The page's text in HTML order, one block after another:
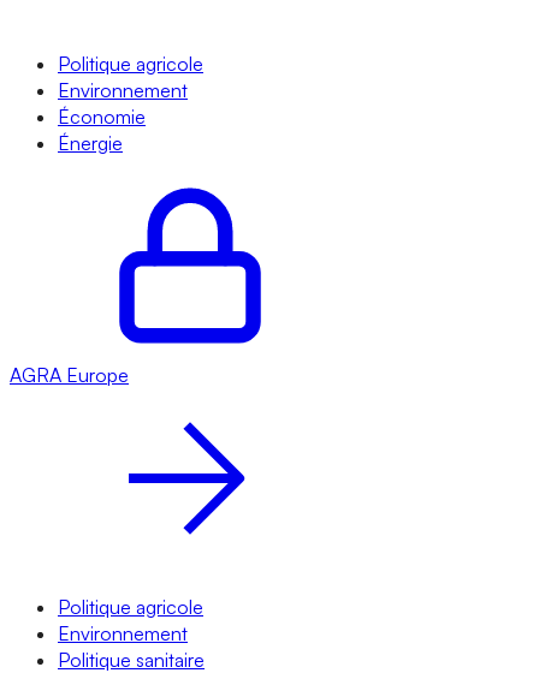
Politique agricole
Environnement
Économie
Énergie
AGRA Europe
Politique agricole
Environnement
Politique sanitaire